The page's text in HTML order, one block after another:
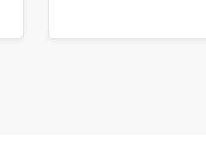
temel ihtiyaç
tırı daha ülkeye